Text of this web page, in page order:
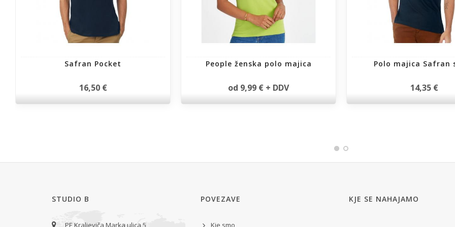
Safran Pocket
16,50 €
People ženska polo majica
od 9,99 € + DDV
Polo majica Safran
14,35 €
STUDIO B
PE Kraljeviča Marka ulica 5
POVEZAVE
Kje smo
KJE SE NAHAJAMO